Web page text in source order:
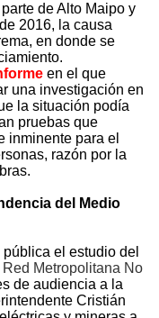
de Alto Maipo y
2016, la causa
en donde se
en el que
una investigación en
la situación podía
pruebas que
inminente para el
razón por la
del Medio
el estudio del
Red Metropolitana No
de audiencia a la
Cristián